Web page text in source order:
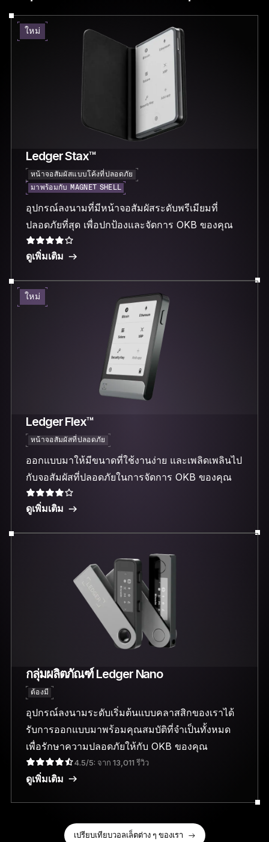
ใหม่
Ledger Stax™
หน้าจอสัมผัสแบบโค้งที่ปลอดภัย
มาพร้อมกับ MAGNET SHELL
อุปกรณ์ลงนามที่มีหน้าจอสัมผัสระดับพรีเมียมที่
ปลอดภัยที่สุด เพื่อปกป้องและจัดการ OKB ของคุณ
ดูเพิ่มเติม
ใหม่
Ledger Flex™
หน้าจอสัมผัสที่ปลอดภัย
ออกแบบมาให้มีขนาดที่ใช้งานง่าย และเพลิดเพลินไป
กับจอสัมผัสที่ปลอดภัยในการจัดการ OKB ของคุณ
ดูเพิ่มเติม
กลุ่มผลิตภัณฑ์ Ledger Nano
ต้องมี
อุปกรณ์ลงนามระดับเริ่มต้นแบบคลาสสิกของเราได้
รับการออกแบบมาพร้อมคุณสมบัติที่จำเป็นทั้งหมด
เพื่อรักษาความปลอดภัยให้กับ OKB ของคุณ
4.5/5: จาก 13,011 รีวิว
ดูเพิ่มเติม
เปรียบเทียบวอลเล็ตต่าง ๆ ของเรา